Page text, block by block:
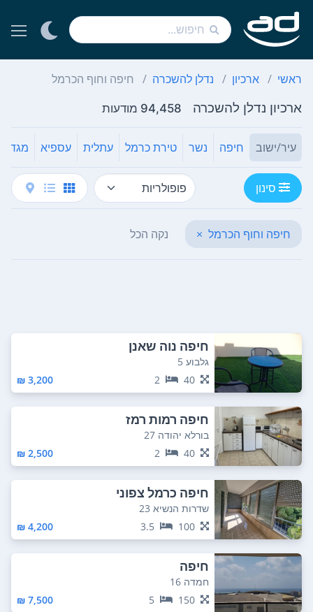
ראשי ארכיון נדלן להשכרה חיפה וחוף הכרמל
ארכיון נדלן להשכרה 94,458 מודעות
עיר/ישוב חיפה נשר טירת כרמל עתלית עספיא מגדים
סינון
חיפה וחוף הכרמל × נקה הכל
חיפה נוה שאנן
גלבוע 5
40
2
3,200 ₪
חיפה רמות רמז
בורלא יהודה 27
40
2
2,500 ₪
חיפה כרמל צפוני
שדרות הנשיא 23
100
3.5
4,200 ₪
חיפה
חמדה 16
150
5
7,500 ₪